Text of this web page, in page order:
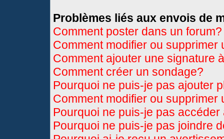
Problèmes liés aux envois de
Comment poster dans un forum?
Comment modifier ou supprimer
Comment ajouter une signature
Comment créer un sondage?
Pourquoi ne puis-je pas ajouter
Comment modifier ou supprimer
Pourquoi ne puis-je pas accéder
Pourquoi ne puis-je pas joindre